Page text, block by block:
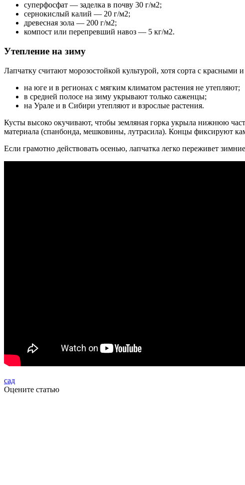
суперфосфат — заделка в почву 30 г/м2;
сернокислый калий — 20 г/м2;
древесная зола — 200 г/м2;
компост или перепревший навоз — 5 кг/м2.
Утепление на зиму
Лапчатку считают морозостойкой культурой, хотя сорта с
на юге и в регионах с мягким климатом растения не утепляют;
в средней полосе на зиму укрывают только саженцы;
на Урале и в Сибири утепляют и взрослые растения.
Кусты высоко окучивают, чтобы земляная горка укрыла нижнюю
материала (спанбонда, мешковины, лутрасила). Концы фиксируют
Если грамотно действовать осенью, лапчатка легко переживет
сад
Оцените статью